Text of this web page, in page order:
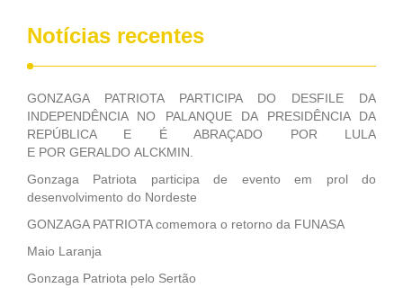
Notícias recentes
GONZAGA PATRIOTA PARTICIPA DO DESFILE DA
INDEPENDÊNCIA NO PALANQUE DA PRESIDÊNCIA DA
REPÚBLICA E É ABRAÇADO POR LULA
E POR GERALDO ALCKMIN.
Gonzaga Patriota participa de evento em prol do
desenvolvimento do Nordeste
GONZAGA PATRIOTA comemora o retorno da FUNASA
Maio Laranja
Gonzaga Patriota pelo Sertão